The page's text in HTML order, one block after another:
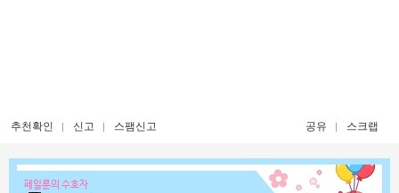
추천확인 신고 스팸신고 공유 스크랩
페일룬의 수호자